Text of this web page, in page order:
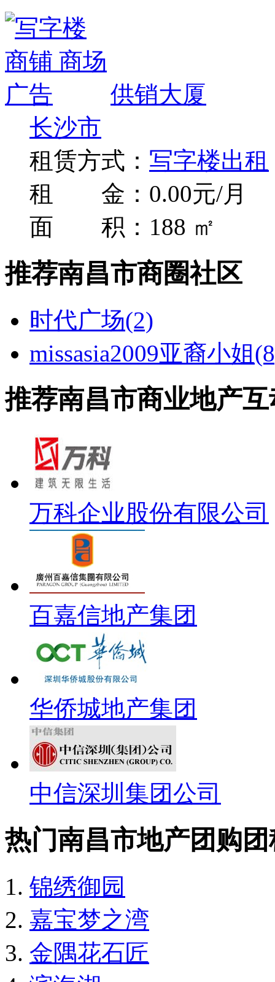
供销大厦
长沙市
租赁方式： 写字楼出租
租 金：0.00元/月
面 积：188 ㎡
推荐南昌市商圈社区
时代广场(2)
missasia2009亚裔小姐
推荐南昌市商业地产
万科企业股份有限公司
百嘉信地产集团
华侨城地产集团
中信深圳集团公司
热门南昌市地产团购
锦绣御园
嘉宝梦之湾
金隅花石匠